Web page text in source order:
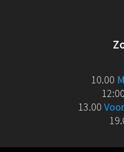
10.00
12:00
13.00